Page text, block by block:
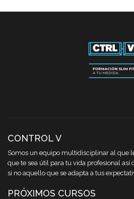
CONTROL V
Somos un equipo multidisciplinar al que
que te sea útil para tu vida profesional así
si no aquello que se adapta a tus
PRÓXIMOS CURSOS